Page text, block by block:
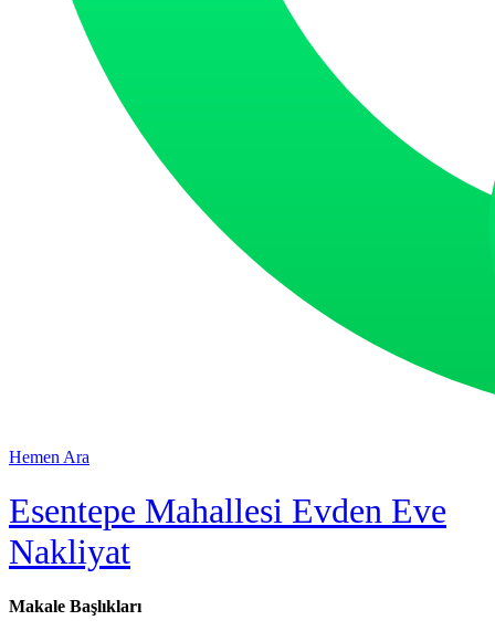
Hemen Ara
Esentepe Mahallesi Evden Eve
Nakliyat
Makale Başlıkları